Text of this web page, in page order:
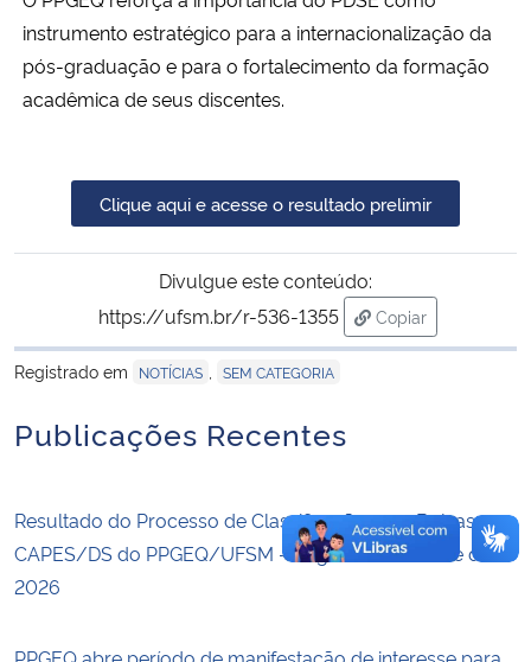
Gabinete de Segurança Institucional
Banco Central do Brasil
instrumento estratégico para a internacionalização da
pós-graduação e para o fortalecimento da formação
acadêmica de seus discentes.
Clique aqui e acesse o resultado prelimir
Divulgue este conteúdo:
https://ufsm.br/r-536-1355
Copiar
para área de
Registrado em
NOTÍCIAS SEM CATEGORIA
Publicações Recentes
Resultado do Processo de Classificação para Bolsas
CAPES/DS do PPGEQ/UFSM – Segundo Semestre de
2026
PPGEQ abre período de manifestação de interesse para